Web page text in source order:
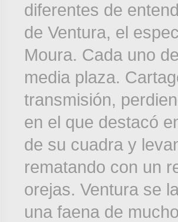
diferentes de
de Ventura, el
Moura. Cada uno
media plaza.
transmisión,
en el que destacó
de su cuadra y
rematando con un
orejas. Ventura se
una faena de